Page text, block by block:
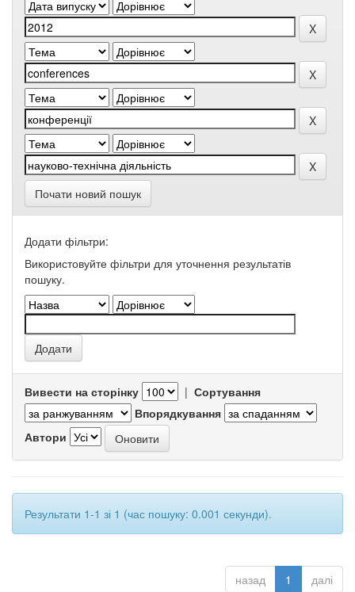
Почати новий пошук
Додати фільтри:
Використовуйте фільтри для уточнення результатів
пошуку.
Вивести на сторінку | Сортування
Впорядкування
Автори
Результати 1-1 зі 1 (час пошуку: 0.001 секунди).
назад 1 далі